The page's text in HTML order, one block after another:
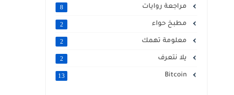
مراجعة روايات 8
مطبخ حواء 2
معلومة تهمك 2
يلا نتعرف 2
13